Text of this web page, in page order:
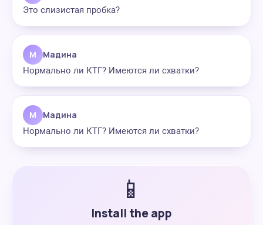
Это слизистая пробка?
М Мадина
Нормально ли КТГ? Имеются ли схватки?
М Мадина
Нормально ли КТГ? Имеются ли схватки?
📱
Install the app